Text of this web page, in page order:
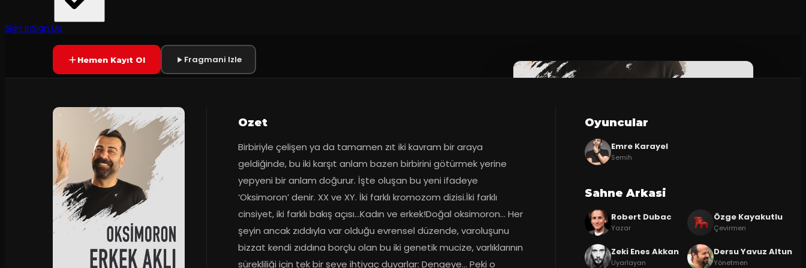
Sign InSign UpSAHNEDE
Hemen Kayıt Ol Fragmani Izle
Ozet
Birbiriyle çelişen ya da tamamen zıt iki kavram bir araya
geldiğinde, bu iki karşıt anlam bazen birbirini götürmek yerine
yepyeni bir anlam doğurur. İşte oluşan bu yeni ifadeye
‘Oksimoron’ denir. XX ve XY. İki farklı kromozom dizisi.İki farklı
cinsiyet, iki farklı bakış açısı...Kadın ve erkek!Doğal oksimoron... Her
şeyin ancak zıddıyla var olduğu evrensel düzende, varoluşunu
bizzat kendi zıddına borçlu olan bu iki genetik mucize, varlıklarının
sürekliliği için tek bir şeye ihtiyaç duyarlar: Dengeye... Peki o
Oyuncular
Emre Karayel
Semih
Sahne Arkasi
Robert Dubac
Yazar
Özge Kayakutlu
Çevirmen
Zeki Enes Akkan
Uyarlayan
Dersu Yavuz Altun
Yönetmen